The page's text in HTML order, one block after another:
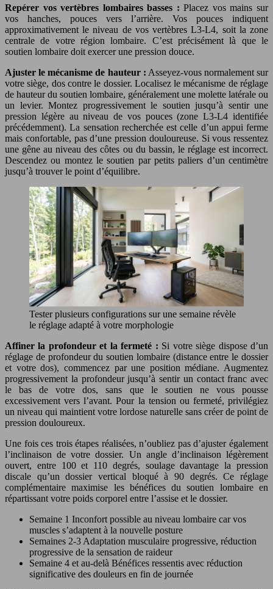
Repérer vos vertèbres lombaires basses : Placez vos mains sur
vos hanches, pouces vers l’arrière. Vos pouces indiquent
approximativement le niveau de vos vertèbres L3-L4, soit la zone
centrale de votre région lombaire. C’est précisément là que le
soutien lombaire doit exercer une pression douce.
Ajuster le mécanisme de hauteur : Asseyez-vous normalement sur
votre siège, dos contre le dossier. Localisez le mécanisme de réglage
de hauteur du soutien lombaire, généralement une molette latérale ou
un levier. Montez progressivement le soutien jusqu’à sentir une
pression légère au niveau de vos pouces (zone L3-L4 identifiée
précédemment). La sensation recherchée est celle d’un appui ferme
mais confortable, pas d’une pression douloureuse. Si vous ressentez
une gêne au niveau des côtes ou du bassin, le réglage est incorrect.
Descendez ou montez le soutien par petits paliers d’un centimètre
jusqu’à trouver le point d’équilibre.
Tester plusieurs configurations sur une semaine révèle
le réglage adapté à votre morphologie
Affiner la profondeur et la fermeté : Si votre siège dispose d’un
réglage de profondeur du soutien lombaire (distance entre le dossier
et votre dos), commencez par une position médiane. Augmentez
progressivement la profondeur jusqu’à sentir un contact franc avec
le bas de votre dos, sans que le soutien ne vous pousse
excessivement vers l’avant. Pour la tension ou fermeté, privilégiez
un niveau qui maintient votre lordose naturelle sans créer de point de
pression douloureux.
Une fois ces trois étapes réalisées, n’oubliez pas d’ajuster également
l’inclinaison de votre dossier. Un angle d’inclinaison légèrement
ouvert, entre 100 et 110 degrés, soulage davantage la pression
discale qu’un dossier vertical bloqué à 90 degrés. Ce réglage
complémentaire maximise les bénéfices du soutien lombaire en
répartissant votre poids corporel entre l’assise et le dossier.
Semaine 1 Inconfort possible au niveau lombaire car vos
muscles s’adaptent à la nouvelle posture
Semaines 2-3 Adaptation musculaire progressive, réduction
progressive de la sensation de raideur
Semaine 4 et au-delà Bénéfices ressentis avec réduction
significative des douleurs en fin de journée